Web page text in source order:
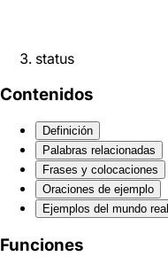
status
Contenidos
Definición
Palabras relacionadas
Frases y colocaciones
Oraciones de ejemplo
Ejemplos del mundo real
Funciones